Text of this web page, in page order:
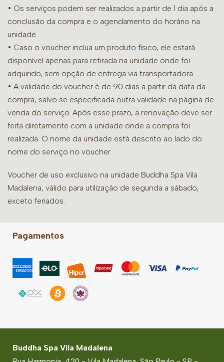
• Os serviços podem ser realizados a partir de 1 dia após a
conclusão da compra e o agendamento do horário na
unidade.
• Caso o voucher inclua um produto físico, ele estará
disponível apenas para retirada na unidade onde foi
adquirido, sem opção de entrega via transportadora.
• A validade do voucher é de 90 dias a partir da data da
compra, salvo se especificada outra validade na página de
venda do serviço. Após esse prazo, a renovação deve ser
feita diretamente com a unidade onde a compra foi
realizada. O nome da unidade está descrito ao lado do
nome do serviço no voucher.
Voucher de uso exclusivo na unidade Buddha Spa Vila
Madalena, válido para utilização de segunda a sábado,
exceto feriados.
Pagamentos
Buddha Spa Vila Madalena